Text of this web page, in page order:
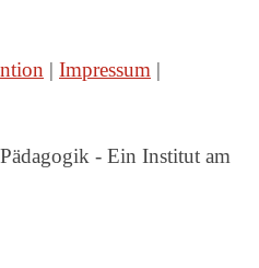
| Impressum |
- Ein Institut am